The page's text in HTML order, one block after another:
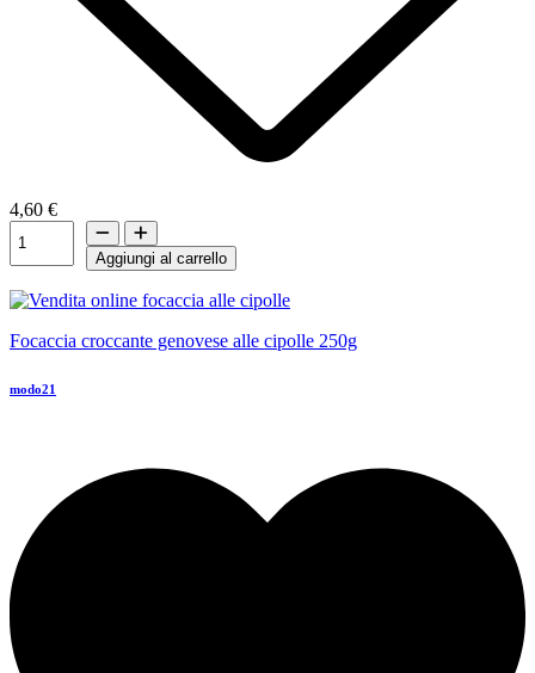
4,60 €
Aggiungi al carrello
Focaccia croccante genovese alle cipolle 250g
modo21